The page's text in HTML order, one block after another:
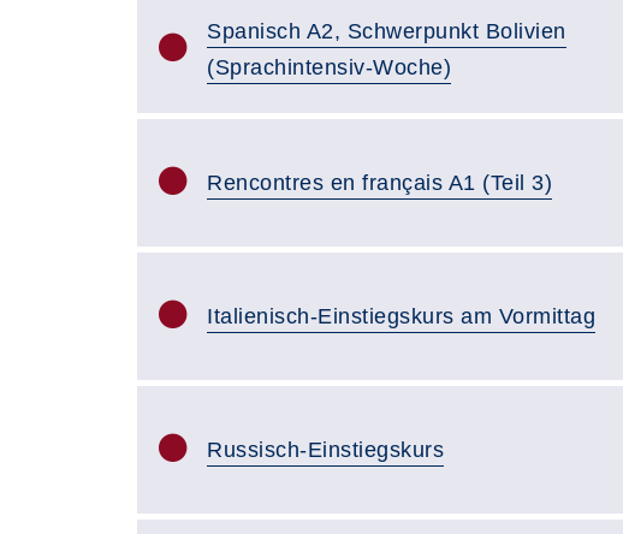
Spanisch A2, Schwerpunkt Bolivien
(Sprachintensiv-Woche)
Rencontres en français A1 (Teil 3)
Italienisch-Einstiegskurs am Vormittag
Russisch-Einstiegskurs